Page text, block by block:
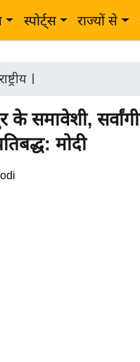
स्पोर्ट्स राज्यों से
राष्ट्रीय|
के समावेशी,
मोदी